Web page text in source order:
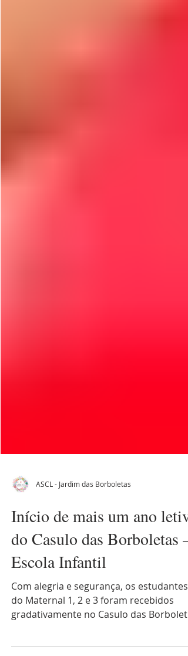
ASCL - Jardim das Borboletas
Início de mais um ano letivo
do Casulo das Borboletas –
Escola Infantil
Com alegria e segurança, os estudantes